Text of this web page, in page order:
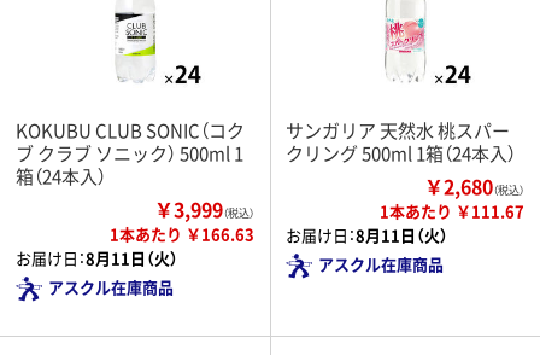
KOKUBU CLUB SONIC（コク
ブ クラブ ソニック） 500ml 1
箱（24本入）
￥3,999（税込）
1本あたり ￥166.63
お届け日：8月11日（火）
アスクル在庫商品
サンガリア 天然水 桃スパー
クリング 500ml 1箱（24本入）
￥2,680（税込）
1本あたり ￥111.67
お届け日：8月11日（火）
アスクル在庫商品